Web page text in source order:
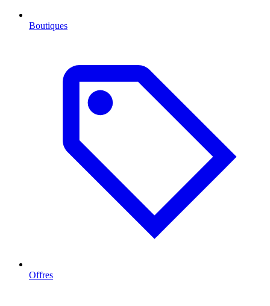
Boutiques
Offres